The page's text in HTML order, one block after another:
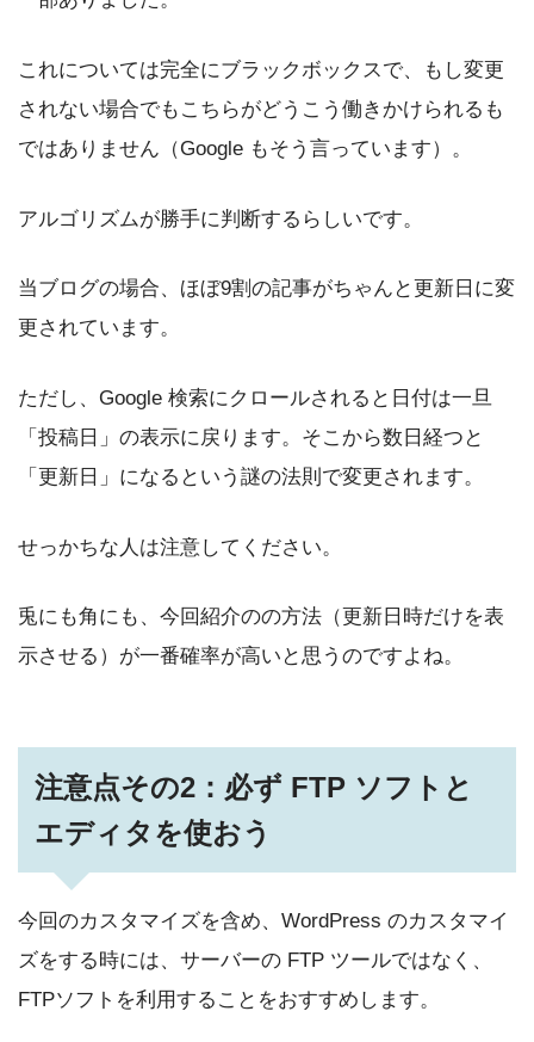
これについては完全にブラックボックスで、もし変更
されない場合でもこちらがどうこう働きかけられるも
ではありません（Google もそう言っています）。
アルゴリズムが勝手に判断するらしいです。
当ブログの場合、ほぼ9割の記事がちゃんと更新日に変
更されています。
ただし、Google 検索にクロールされると日付は一旦
「投稿日」の表示に戻ります。そこから数日経つと
「更新日」になるという謎の法則で変更されます。
せっかちな人は注意してください。
兎にも角にも、今回紹介のの方法（更新日時だけを表
示させる）が一番確率が高いと思うのですよね。
注意点その2：必ず FTP ソフトと
エディタを使おう
今回のカスタマイズを含め、WordPress のカスタマイ
ズをする時には、サーバーの FTP ツールではなく、
FTPソフトを利用することをおすすめします。